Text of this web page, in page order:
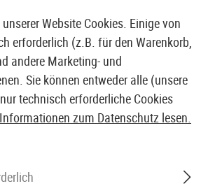
AIRSOFT SHOP & GROßHÄNDLER
Website Cookies. Einige von
erforderlich (z.B. für den Warenkorb,
andere Marketing- und
Sie können entweder alle (unsere
technisch erforderliche Cookies
zum Datenschutz lesen.